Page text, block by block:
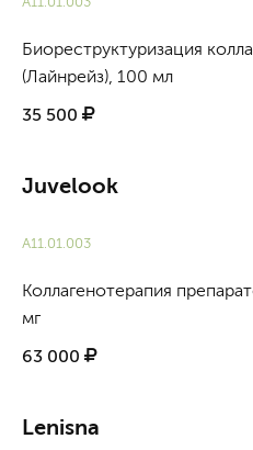
Биореструктуризация
(Лайнрейз), 100 мл
35 500
Juvelook
А11.01.003
Коллагенотерапия
мг
63 000
Lenisna